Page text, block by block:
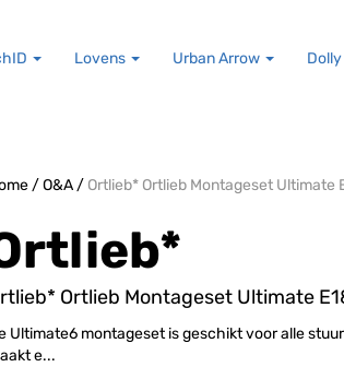
Lovens Urban Arrow Dolly
/O&A/ Ortlieb* Ortlieb Montageset Ultimate
Ortlieb Montageset Ultimate
Ultimate6 montageset is geschikt voor alle
e...